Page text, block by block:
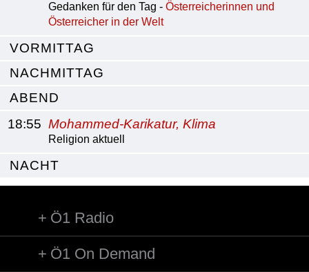
Gedanken für den Tag - Österreicherinnen und
Österreicher in der Welt
VORMITTAG
NACHMITTAG
ABEND
18:55 Mohammed-Karikatur, Klima
Religion aktuell
NACHT
Ö1 Radio
Ö1 On Demand